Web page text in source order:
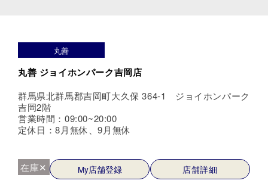
丸善
丸善 ジョイホンパーク吉岡店
群馬県北群馬郡吉岡町大久保 364-1 ジョイホンパーク
吉岡2階
営業時間：09:00~20:00
定休日：8月無休、9月無休
在庫✕ My店舗登録 店舗詳細